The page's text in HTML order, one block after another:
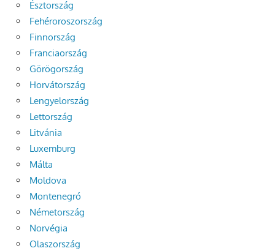
Észtország
Fehéroroszország
Finnország
Franciaország
Görögország
Horvátország
Lengyelország
Lettország
Litvánia
Luxemburg
Málta
Moldova
Montenegró
Németország
Norvégia
Olaszország